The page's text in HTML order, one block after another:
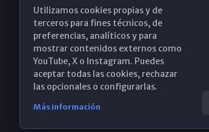
obispado@diocesismalaga.es
Utilizamos cookies propias y de
terceros para fines técnicos, de
preferencias, analíticos y para
mostrar contenidos externos como
YouTube, X o Instagram. Puedes
aceptar todas las cookies, rechazar
las opcionales o configurarlas.
Más información